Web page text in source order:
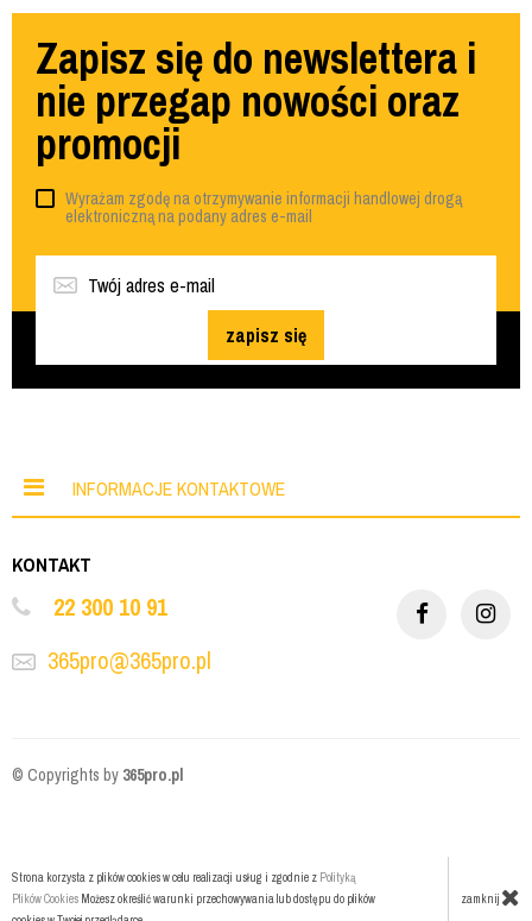
Zapisz się do newslettera i
nie przegap nowości oraz
promocji
Wyrażam zgodę na otrzymywanie informacji handlowej drogą
elektroniczną na podany adres e-mail
zapisz się
INFORMACJE KONTAKTOWE
KONTAKT
22 300 10 91
365pro@365pro.pl
© Copyrights by 365pro.pl
Strona korzysta z plików cookies w celu realizacji usług i zgodnie z Polityką
Plików Cookies Możesz określić warunki przechowywania lub dostępu do plików
zamknij